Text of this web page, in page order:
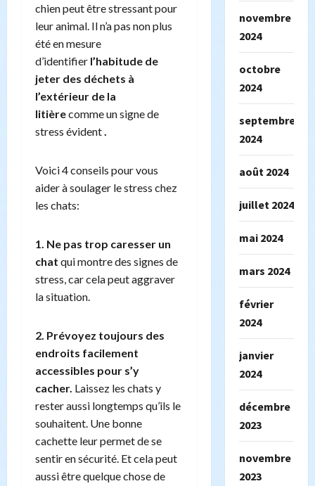
chien peut être stressant pour
leur animal. Il n’a pas non plus
été en mesure
d’identifier l’habitude de
jeter des déchets à
l’extérieur de la
litièrecomme un signe de
stress évident
Voici 4 conseils pour vous
aider à soulager le stress chez
les chats:
1. Ne pas trop caresser un
chat qui montre des signes de
stress, car cela peut aggraver
la situation.
2. Prévoyez toujours des
endroits facilement
accessibles pour s’y
cacher. Laissez les chats y
rester aussi longtemps qu’ils le
souhaitent. Une bonne
cachette leur permet de se
sentir en sécurité. Et cela peut
aussi être quelque chose de
novembre
2024
octobre
2024
septembre
2024
août 2024
juillet 2024
mai 2024
mars 2024
février
2024
janvier
2024
décembre
2023
novembre
2023